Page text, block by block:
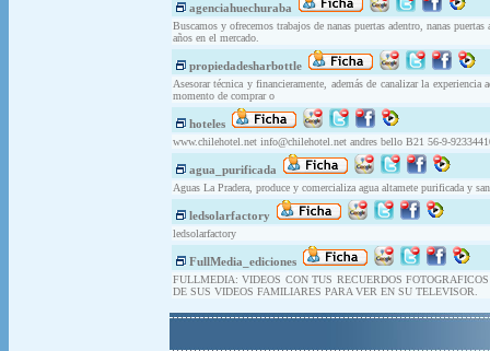
agenciahuechuraba
Buscamos y ofrecemos trabajos de nanas puertas adentro, nanas
años en el mercado.
propiedadesharbottle
Asesorar técnica y financieramente, además de canalizar la
momento de comprar o
hoteles
www.chilehotel.net info@chilehotel.net andres bello B21 56-9-
agua_purificada
Aguas La Pradera, produce y comercializa agua altamete purificada y
ledsolarfactory
ledsolarfactory
FullMedia_ediciones
FULLMEDIA: VIDEOS CON TUS RECUERDOS
DE SUS VIDEOS FAMILIARES PARA VER EN SU TELEVISOR.